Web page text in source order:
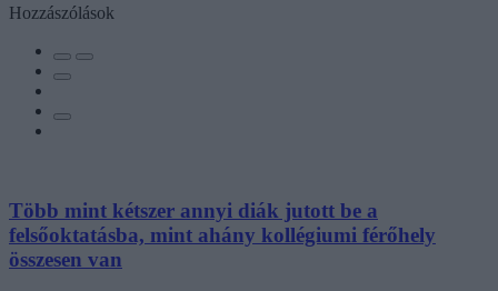
Hozzászólások
Több mint kétszer annyi diák jutott be a
felsőoktatásba, mint ahány kollégiumi férőhely
összesen van